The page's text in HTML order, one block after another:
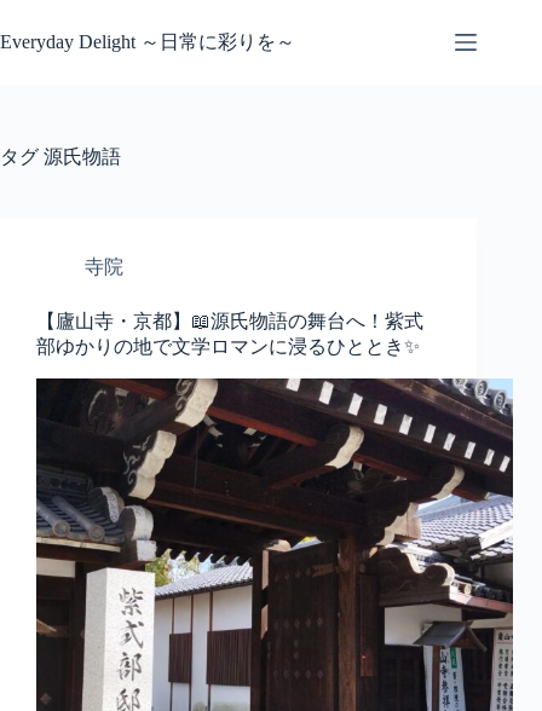
ン
ス
Everyday Delight ～日常に彩りを～
タグ 源氏物語
寺院
【廬山寺・京都】📖源氏物語の舞台へ！紫式
部ゆかりの地で文学ロマンに浸るひととき✨